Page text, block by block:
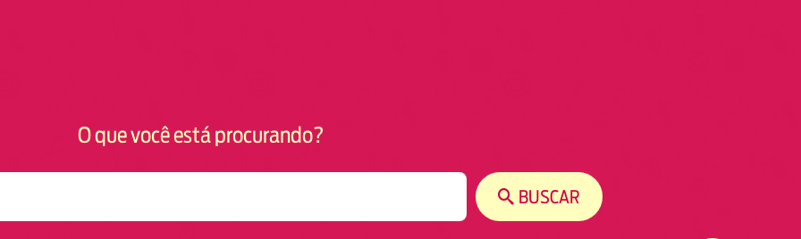
O que você está procurando?
BUSCAR